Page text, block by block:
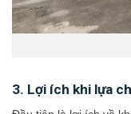
3. Lợi ích khi lựa